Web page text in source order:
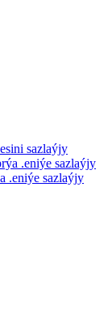
sazlaýjy
.eniýe sazlaýjy
.eniýe sazlaýjy